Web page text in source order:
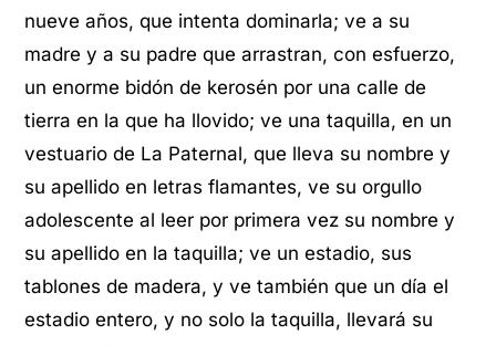
nueve años, que intenta dominarla; ve a su
madre y a su padre que arrastran, con esfuerzo,
un enorme bidón de kerosén por una calle de
tierra en la que ha llovido; ve una taquilla, en un
vestuario de La Paternal, que lleva su nombre y
su apellido en letras flamantes, ve su orgullo
adolescente al leer por primera vez su nombre y
su apellido en la taquilla; ve un estadio, sus
tablones de madera, y ve también que un día el
estadio entero, y no solo la taquilla, llevará su